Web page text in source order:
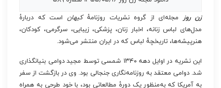
زن روز مجله‌ای از گروه نشریات روزنامهٔکیهان است که دربارهٔ
مدل‌های لباس زنانه، اخبار زنان، پزشکی، زیبایی، سرگرمی، کودکان،
هنرپیشه‌ها، تاریخچهٔ لباس که در ایران منتشر می‌شود.
این نشریه در اوایل دهه ۱۳۴۰ شمسی توسط مجید دوامی بنیانگذاری
شد. دوامی معتقد به روزنامه‌نگاری جنجالی بود. وی در بازگشت از سفر
به آمریکا که به‌منظور یک دورهٔ مطالعاتی بود، با خود طرحی به همراه